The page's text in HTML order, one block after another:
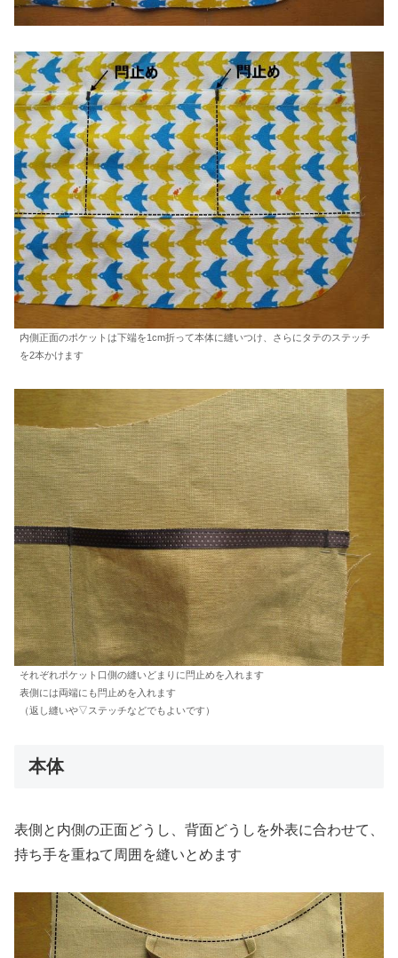
内側正面のポケットは下端を1cm折って本体に縫いつけ、さらにタテのステッチ
を2本かけます
それぞれポケット口側の縫いどまりに閂止めを入れます
表側には両端にも閂止めを入れます
（返し縫いや▽ステッチなどでもよいです）
本体
表側と内側の正面どうし、背面どうしを外表に合わせて、
持ち手を重ねて周囲を縫いとめます